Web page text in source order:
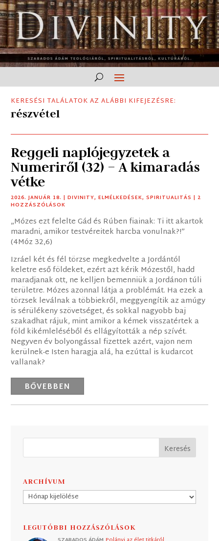
KERESÉSI TALÁLATOK AZ ALÁBBI KIFEJEZÉSRE:
részvétel
Reggeli naplójegyzetek a
Numeriről (32) – A kimaradás
vétke
2026. JANUÁR 18. |DIVINITY,ELMÉLKEDÉSEK,SPIRITUALITÁS | 2
HOZZÁSZÓLÁSOK
„Mózes ezt felelte Gád és Rúben fiainak: Ti itt akartok
maradni, amikor testvéreitek harcba vonulnak?!”
(4Móz 32,6)
Izráel két és fél törzse megkedvelte a Jordántól
keletre eső földeket, ezért azt kérik Mózestől, hadd
maradjanak ott, ne kelljen bemenniük a Jordánon túli
területre. Mózes azonnal látja a problémát. Ha ezek a
törzsek leválnak a többiekről, meggyengítik az amúgy
is sérülékeny szövetséget, és sokkal nagyobb baj
szakadhat rájuk, mint amikor a kémek visszatértek a
föld kikémleléséből és ellágyították a nép szívét.
Negyven év bolyongással fizettek azért, vajon nem
kerülnek-e Isten haragja alá, ha ezúttal is kudarcot
vallanak?
BŐVEBBEN
ARCHÍVUM
Archívum
LEGUTÓBBI HOZZÁSZÓLÁSOK